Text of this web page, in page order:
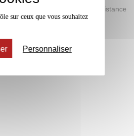
Accessible à distance
sur ceux que vous souhaitez
Personnaliser